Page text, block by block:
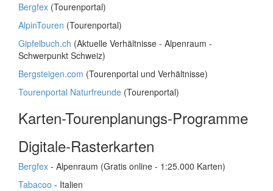
Bergfex (Tourenportal)
AlpinTouren (Tourenportal)
Gipfelbuch.ch (Aktuelle Verhältnisse - Alpenraum -
Schwerpunkt Schweiz)
Bergsteigen.com (Tourenportal und Verhältnisse)
Tourenportal Naturfreunde (Tourenportal)
Karten-Tourenplanungs-Programme
Digitale-Rasterkarten
Bergfex - Alpenraum (Gratis online - 1:25.000 Karten)
Tabacoo - Italien